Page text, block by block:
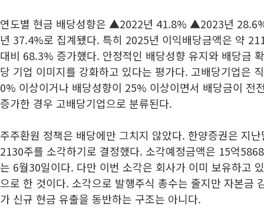
연도별 현금 배당성향은 ▲2022년 41.8% ▲2023년
년 37.4%로 집계됐다. 특히 2025년 이익배당금액은 약
대비 68.3% 증가했다. 안정적인 배당성향 유지와 배당금
당 기업 이미지를 강화하고 있다는 평가다. 고배당기업은
0% 이상이거나 배당성향이 25% 이상이면서 배당금이 전
증가한 경우 고배당기업으로 분류된다.
주주환원 정책은 배당에만 그치지 않았다. 한양증권은 지
2130주를 소각하기로 결정했다. 소각예정금액은 15억
는 6월30일이다. 다만 이번 소각은 회사가 이미 보유하고
으로 한 것이다. 소각으로 발행주식 총수는 줄지만 자본금
가 신규 현금 유출을 동반하는 구조는 아니다.